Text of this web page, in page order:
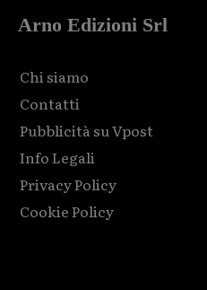
Arno Edizioni Srl
Chi siamo
Contatti
Pubblicità su Vpost
Info Legali
Privacy Policy
Cookie Policy